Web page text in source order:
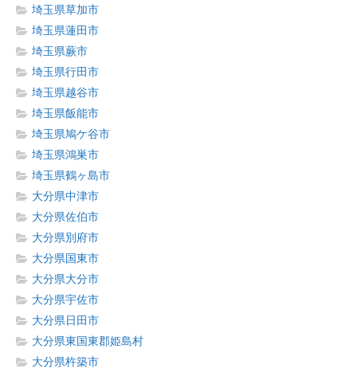
埼玉県草加市
埼玉県蓮田市
埼玉県蕨市
埼玉県行田市
埼玉県越谷市
埼玉県飯能市
埼玉県鳩ケ谷市
埼玉県鴻巣市
埼玉県鶴ヶ島市
大分県中津市
大分県佐伯市
大分県別府市
大分県国東市
大分県大分市
大分県宇佐市
大分県日田市
大分県東国東郡姫島村
大分県杵築市